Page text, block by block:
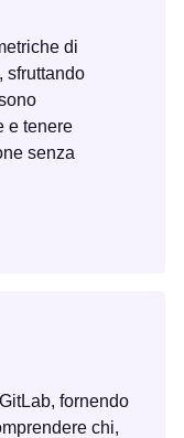
di
sfruttando
e tenere
senza
fornendo
chi,